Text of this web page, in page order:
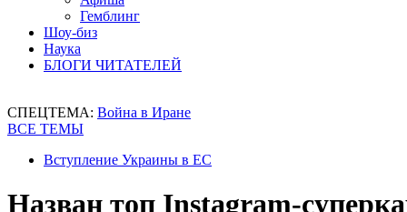
Гемблинг
Шоу-биз
Наука
БЛОГИ ЧИТАТЕЛЕЙ
СПЕЦТЕМА: Война в Иране
ВСЕ ТЕМЫ
Вступление Украины в ЕС
Назван топ Instagram-